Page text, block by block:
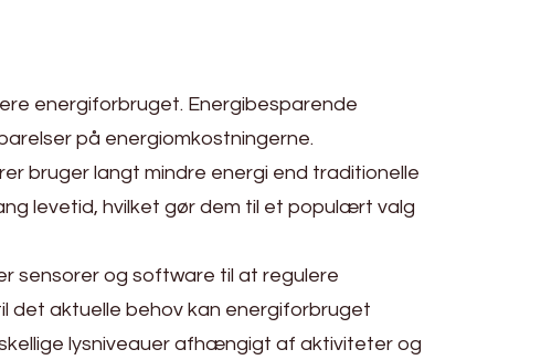
energiforbruget. Energibesparende
på energiomkostningerne.
bruger langt mindre energi end traditionelle
levetid, hvilket gør dem til et populært valg
sensorer og software til at regulere
det aktuelle behov kan energiforbruget
lysniveauer afhængigt af aktiviteter og